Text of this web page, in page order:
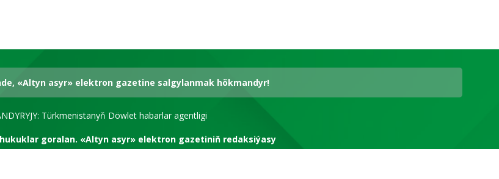
«Altyn asyr» elektron gazetine salgylanmak hökmandyr!
Türkmenistanyň Döwlet habarlar agentligi
goralan. «Altyn asyr» elektron gazetiniň redaksiýasy